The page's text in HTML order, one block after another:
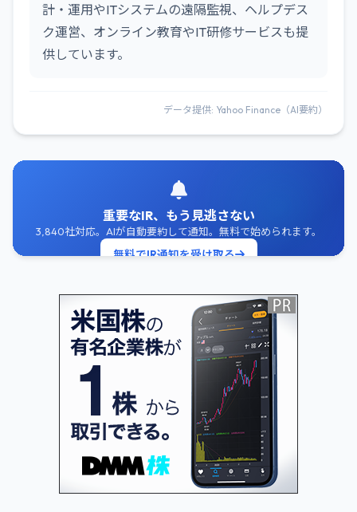
計・運用やITシステムの遠隔監視、ヘルプデス
ク運営、オンライン教育やIT研修サービスも提
供しています。
データ提供: Yahoo Finance（AI要約）
重要なIR、もう見逃さない
3,840社対応。AIが自動要約して通知。無料で始められます。
無料でIR通知を受け取る